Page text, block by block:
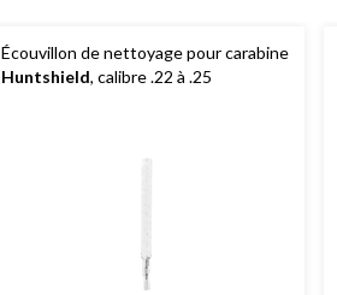
Écouvillon de nettoyage pour carabine
Huntshield, calibre .22 à .25